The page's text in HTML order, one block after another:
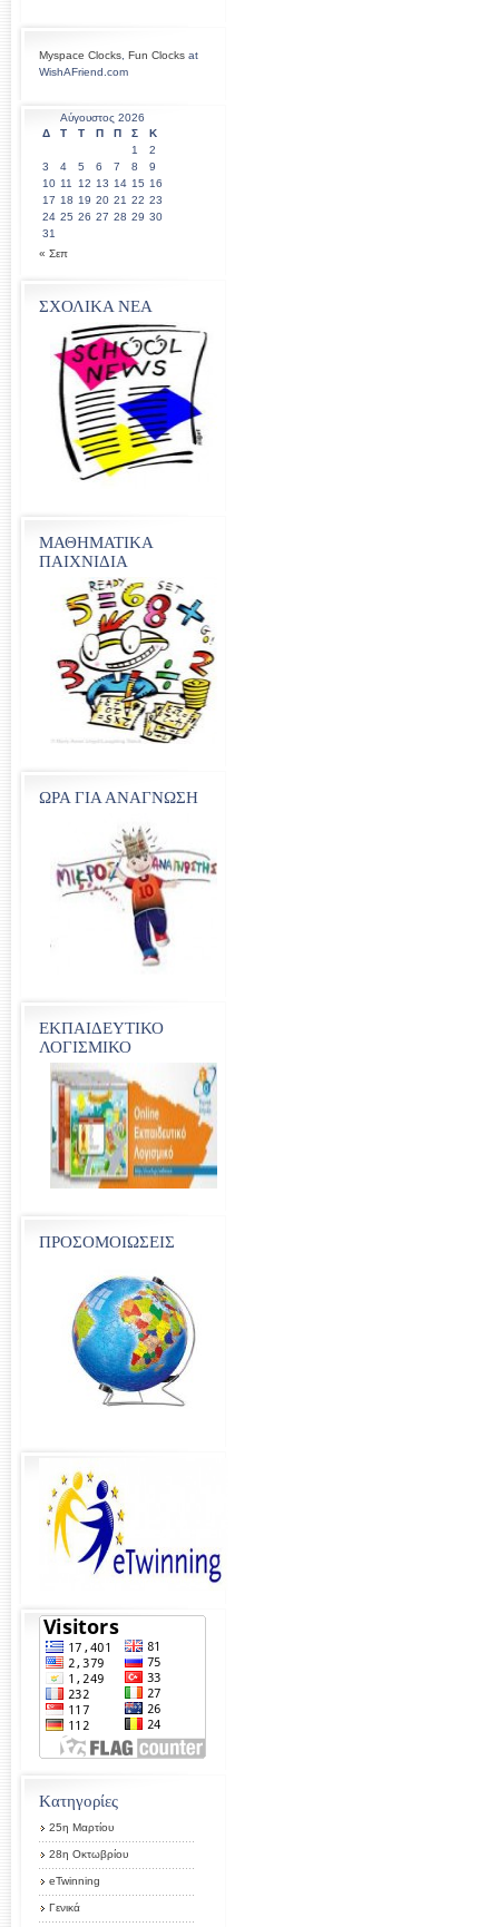
Myspace Clocks Fun Clocks at
WishAFriend.com
Αύγουστος 2026
Δ
Τ Τ Π Π Σ
Κ
1
2
3
4 5 6 7 8
9
10 11 12 13 14 15 16
17 18 19 20 21 22 23
24 25 26 27 28 29 30
31
« Σεπ
ΣΧΟΛΙΚΑ ΝΕΑ
ΜΑΘΗΜΑΤΙΚΑ
ΠΑΙΧΝΙΔΙΑ
ΩΡΑ ΓΙΑ ΑΝΑΓΝΩΣΗ
ΕΚΠΑΙΔΕΥΤΙΚΟ
ΛΟΓΙΣΜΙΚΟ
ΠΡΟΣΟΜΟΙΩΣΕΙΣ
Kατηγορίες
25η Μαρτίου
28η Οκτωβρίου
eTwinning
Γενικά